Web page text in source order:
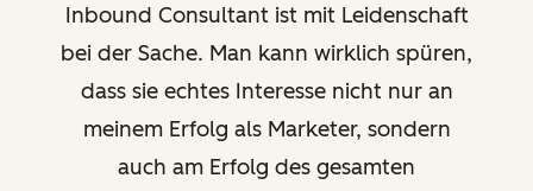
Technische Beratung
benutzerdefinierte
Integrationen,
Überprüfung/Fehlerbehebung,
Inbound Consultant ist mit Leidenschaft
bei der Sache. Man kann wirklich spüren,
dass sie echtes Interesse nicht nur an
meinem Erfolg als Marketer, sondern
auch am Erfolg des gesamten